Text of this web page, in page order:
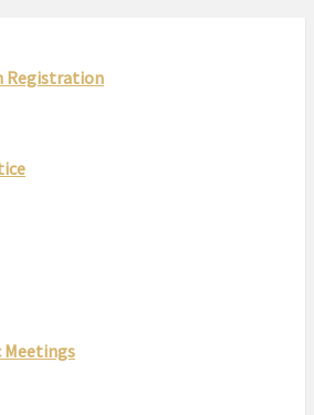
Registration
Meetings